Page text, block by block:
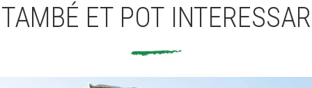
TAMBÉ ET POT INTERESSAR